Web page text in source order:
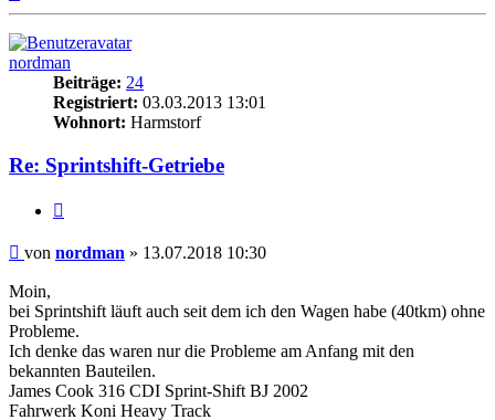
nordman
Beiträge: 24
Registriert: 03.03.2013 13:01
Wohnort: Harmstorf
Re: Sprintshift-Getriebe
Beitrag
von nordman » 13.07.2018 10:30
Moin,
bei Sprintshift läuft auch seit dem ich den Wagen habe (40tkm) ohne
Probleme.
Ich denke das waren nur die Probleme am Anfang mit den
bekannten Bauteilen.
James Cook 316 CDI Sprint-Shift BJ 2002
Fahrwerk Koni Heavy Track